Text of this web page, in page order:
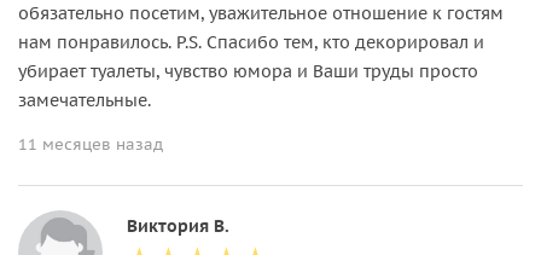
обязательно посетим, уважительное отношение к гостям
нам понравилось. P.S. Спасибо тем, кто декорировал и
убирает туалеты, чувство юмора и Ваши труды просто
замечательные.
11 месяцев назад
Виктория В.